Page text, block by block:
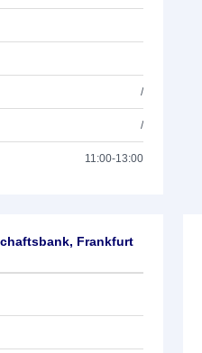
/
/
11:00-13:00
Frankfurt